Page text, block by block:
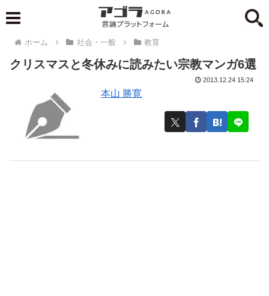
ホーム 社会・一般 教育
クリスマスと冬休みに読みたい宗教マンガ6選
本山 勝寛
2013.12.24 15:24